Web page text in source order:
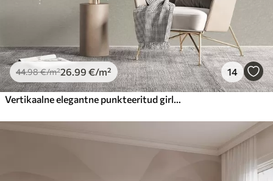
44.98€/m²26.99 €/m² 14
Vertikaalne elegantne punkteeritud girlande trükis beežil tekstuurilisel taustal, mis loob sügavuse ja liikumise tunde